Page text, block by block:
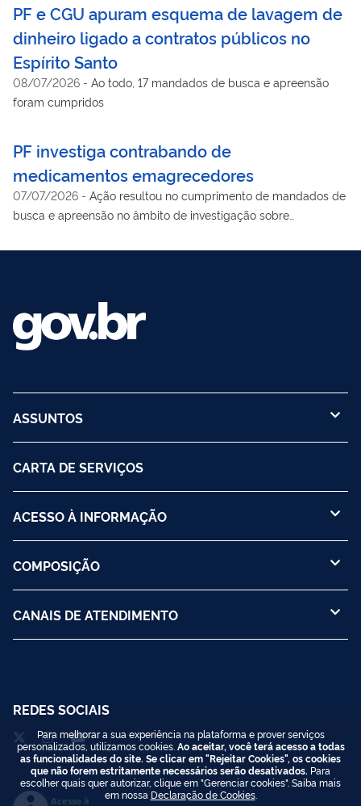
PF e CGU apuram esquema de lavagem de
dinheiro ligado a contratos públicos no
Espírito Santo
08/07/2026 - Ao todo, 17 mandados de busca e apreensão
foram cumpridos
PF investiga contrabando de
medicamentos emagrecedores
07/07/2026 - Ação resultou no cumprimento de mandados de
busca e apreensão no âmbito de investigação sobre
ASSUNTOS
CARTA DE SERVIÇOS
ACESSO À INFORMAÇÃO
COMPOSIÇÃO
CANAIS DE ATENDIMENTO
REDES SOCIAIS
Acesso à
Para melhorar a sua experiência na plataforma e prover serviços
personalizados, utilizamos cookies. Ao aceitar, você terá acesso a todas
as funcionalidades do site. Se clicar em "Rejeitar Cookies", os cookies
que não forem estritamente necessários serão desativados. Para
escolher quais quer autorizar, clique em "Gerenciar cookies". Saiba mais
em nossa Declaração de Cookies.